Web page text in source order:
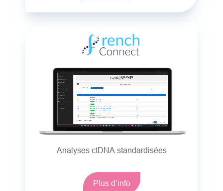
Analyses ctDNA standardisées
Plus d’info